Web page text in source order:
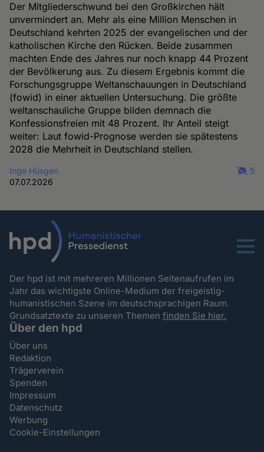
Der Mitgliederschwund bei den Großkirchen hält
unvermindert an. Mehr als eine Million Menschen in
Deutschland kehrten 2025 der evangelischen und der
katholischen Kirche den Rücken. Beide zusammen
machten Ende des Jahres nur noch knapp 44 Prozent
der Bevölkerung aus. Zu diesem Ergebnis kommt die
Forschungsgruppe Weltanschauungen in Deutschland
(fowid) in einer aktuellen Untersuchung. Die größte
weltanschauliche Gruppe bilden demnach die
Konfessionsfreien mit 48 Prozent. Ihr Anteil steigt
weiter: Laut fowid-Prognose werden sie spätestens
2028 die Mehrheit in Deutschland stellen.
Inge Hüsgen
07.07.2026
5
Menu
Der hpd ist mit mehreren Millionen Seitenaufrufen im
Jahr das wichtigste Online-Medium der freigeistig-
humanistischen Szene im deutschsprachigen Raum.
Grundsatztexte zu unseren Themenfinden Sie hier.
Über den hpd
Über uns
Redaktion
Trägerverein
Spenden
Impressum
Datenschutz
Werbung
Cookie-Einstellungen